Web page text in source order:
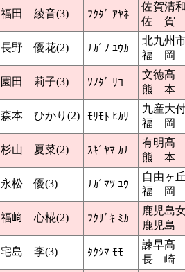
福田 綾音(3) ﾌｸﾀﾞ ｱﾔﾈ
佐賀清
佐 賀
長野 優花(2) ﾅｶﾞﾉ ﾕｳｶ
北九州
福 岡
園田 莉子(3) ｿﾉﾀﾞ ﾘｺ
文徳高
熊 本
森本 ひかり(2) ﾓﾘﾓﾄ ﾋｶﾘ
九産大
福 岡
杉山 夏菜(2) ｽｷﾞﾔﾏ ｶﾅ
有明高
熊 本
永松 優(3) ﾅｶﾞﾏﾂ ﾕｳ
自由ヶ
福 岡
福﨑 心椛(2) ﾌｸｻﾞｷ ﾐｶ
鹿児島
鹿児島
宅島 李(3) ﾀｸｼﾏ ﾓﾓ
諫早高
長 崎